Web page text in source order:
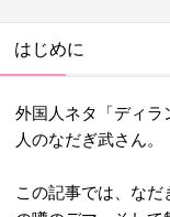
はじめに
外国人ネタ「ディラ
人のなだぎ武さん。
この記事では、な